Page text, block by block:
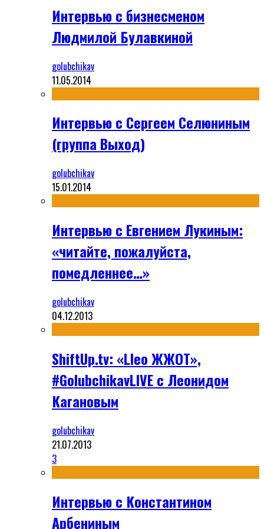
Интервью с бизнесменом
Людмилой Булавкиной
golubchikav
11.05.2014
Интервью с Сергеем Селюниным
(группа Выход)
golubchikav
15.01.2014
Интервью с Евгением Лукиным:
«читайте, пожалуйста,
помедленнее…»
golubchikav
04.12.2013
ShiftUp.tv: «Lleo ЖЖОТ»,
#GolubchikavLIVE с Леонидом
Кагановым
golubchikav
21.07.2013
3
Интервью с Константином
Арбениным